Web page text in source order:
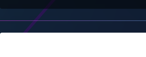
Palinsesto
Notizie